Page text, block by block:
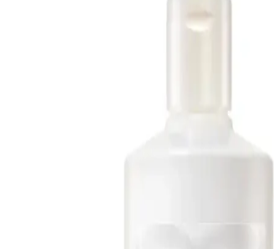
hafif, hızlı nüfuz eden bir nem kaynağı sunar;
ve doğal parlaklık ile yumuşaklık sağlar. Saç
fikriyle tırnak çevresi nemlendirme için de
hassas cilde sahip kişiler önce küçük bölgede